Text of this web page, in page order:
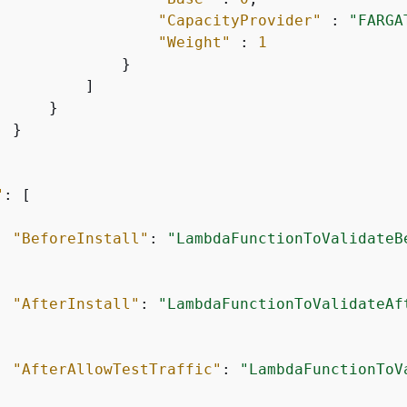
"CapacityProvider"
:
"Weight"
:
1
}
]
}
}
: [
"BeforeInstall" :
"AfterInstall" :
"AfterAllowTestTraffic" :